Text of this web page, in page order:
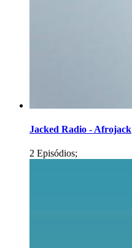
Jacked Radio - Afrojack
2 Episódios;